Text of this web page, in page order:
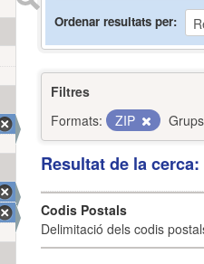
Ordenar resultats per
Filtres
Formats:
ZIP
Resultat de la
Codis Postals
Delimitació dels codis